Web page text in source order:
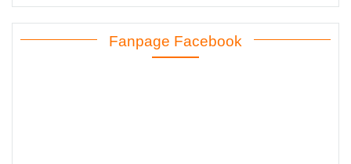
Fanpage Facebook